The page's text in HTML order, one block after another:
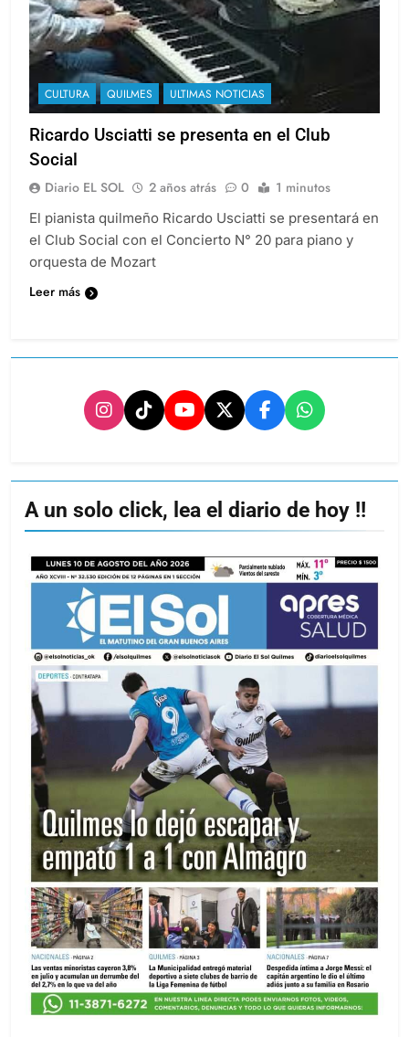
CULTURA QUILMES ULTIMAS NOTICIAS
Ricardo Usciatti se presenta en el Club
Social
Diario EL SOL 2 años atrás 0 1 minutos
El pianista quilmeño Ricardo Usciatti se presentará en
el Club Social con el Concierto N° 20 para piano y
orquesta de Mozart
Leer más
A un solo click, lea el diario de hoy !!